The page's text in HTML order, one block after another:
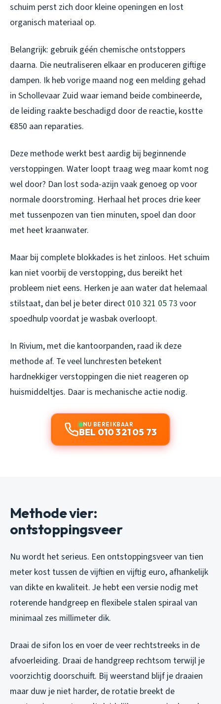
schuim perst zich door kleine openingen en lost
organisch materiaal op.
Belangrijk: gebruik géén chemische ontstoppers
daarna. Die neutraliseren elkaar en produceren giftige
dampen. Ik heb vorige maand nog een melding gehad
in Schollevaar Zuid waar iemand beide combineerde,
de leiding raakte beschadigd door de reactie, kostte
€850 aan reparaties.
Deze methode werkt best aardig bij beginnende
verstoppingen. Water loopt traag weg maar komt nog
wel door? Dan lost soda-azijn vaak genoeg op voor
normale doorstroming. Herhaal het proces drie keer
met tussenpozen van tien minuten, spoel dan door
met heet kraanwater.
Maar bij complete blokkades is het zinloos. Het schuim
kan niet voorbij de verstopping, dus bereikt het
probleem niet eens. Herken je aan water dat helemaal
stilstaat, dan bel je beter direct 010 321 05 73 voor
spoedhulp voordat je wasbak overloopt.
In Rivium, met die kantoorpanden, raad ik deze
methode af. Te veel lunchresten betekent
hardnekkiger verstoppingen die niet reageren op
huismiddeltjes. Daar is mechanische actie nodig.
NU BEREIKBAAR
BEL 010 321 05 73
Methode vier:
ontstoppingsveer
Nu wordt het serieus. Een ontstoppingsveer van tien
meter kost tussen de vijftien en vijftig euro, afhankelijk
van dikte en kwaliteit. Je hebt een versie nodig met
roterende handgreep en flexibele stalen spiraal van
minimaal zes millimeter dik.
Draai de sifon los en voer de veer rechtstreeks in de
afvoerleiding. Draai de handgreep rechtsom terwijl je
voorzichtig doorschuift. Bij weerstand blijf je draaien
maar duw je niet harder, de rotatie breekt de